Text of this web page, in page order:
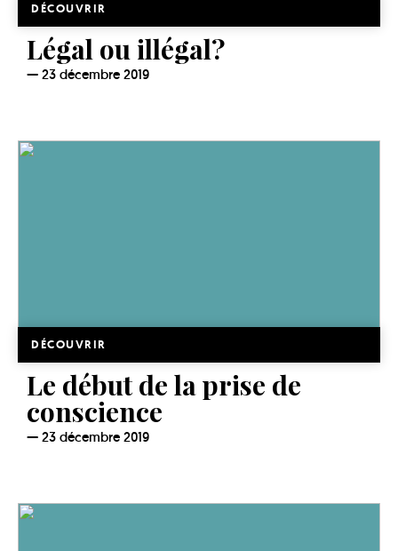
DÉCOUVRIR
Légal ou illégal?
23 décembre 2019
DÉCOUVRIR
Le début de la prise de
conscience
23 décembre 2019